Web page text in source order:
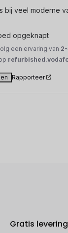
bij veel moderne
opgeknapt
een ervaring van
Rapporteer
Gratis